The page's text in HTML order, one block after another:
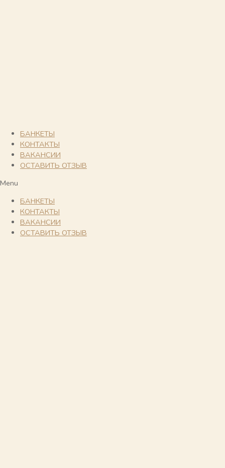
БАНКЕТЫ
КОНТАКТЫ
ВАКАНСИИ
ОСТАВИТЬ ОТЗЫВ
Menu
БАНКЕТЫ
КОНТАКТЫ
ВАКАНСИИ
ОСТАВИТЬ ОТЗЫВ